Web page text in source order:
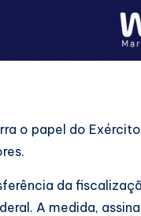
o papel do
da
A medida,